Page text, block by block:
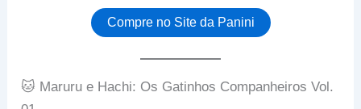
Compre no Site da Panini
🐱 Maruru e Hachi: Os Gatinhos Companheiros Vol.